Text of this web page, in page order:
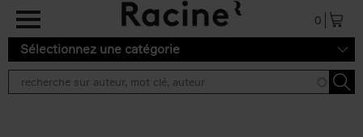
Aller au contenu principal
0
Sélectionnez une catégorie